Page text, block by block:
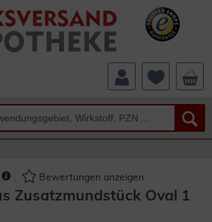
Bewertungen anzeigen
Zusatzmundstück Oval 1